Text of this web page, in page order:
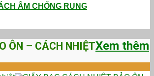
ÂM CHỐNG RUNG
ÔN – CÁCH NHIỆTXem thêm